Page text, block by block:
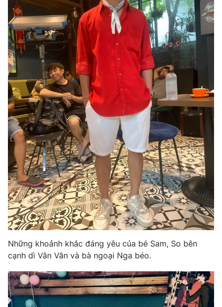
Những khoảnh khắc đáng yêu của bé Sam, So bên
cạnh dì Vân Vân và bà ngoại Nga béo.